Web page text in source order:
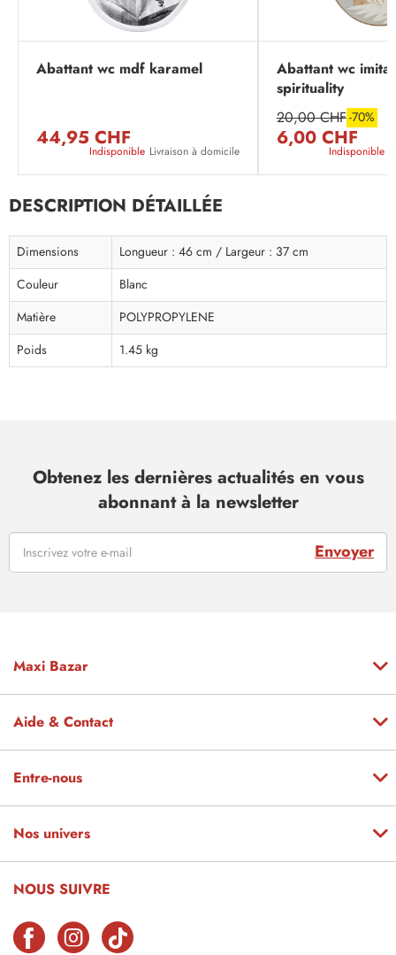
Abattant wc mdf karamel
44,95 CHF
Indisponible Livraison à domicile
Abattant wc
spirituality
20,00 CHF-70%
6,00 CHF
Indisponible
DESCRIPTION DÉTAILLÉE
Dimensions
Longueur : 46 cm / Largeur : 37 cm
Couleur
Blanc
Matière
POLYPROPYLENE
Poids
1.45 kg
Obtenez les dernières actualités en vous
abonnant à la newsletter
Envoyer
Maxi Bazar
Aide & Contact
Entre-nous
Nos univers
NOUS SUIVRE